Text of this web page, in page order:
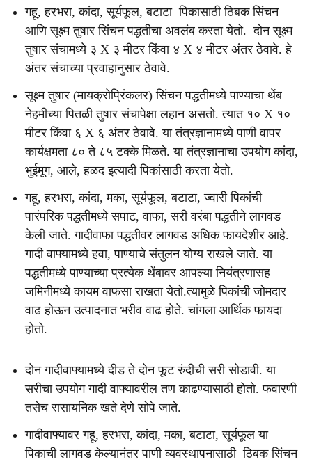
गहू, हरभरा, कांदा, सूर्यफूल, बटाटा पिकासाठी ठिबक सिंचन
आणि सूक्ष्म तुषार सिंचन पद्धतीचा अवलंब करता येतो. दोन सूक्ष्म
तुषार संचामध्ये ३ X ३ मीटर किंवा ४ X ४ मीटर अंतर ठेवावे. हे
अंतर संचाच्या प्रवाहानुसार ठेवावे.
सूक्ष्म तुषार (मायक्रोप्रिंकलर) सिंचन पद्धतीमध्ये पाण्याचा थेंब
नेहमीच्या पितळी तुषार संचापेक्षा लहान असतो. त्यात १० X १०
मीटर किंवा ६ X ६ अंतर ठेवावे. या तंत्रज्ञानामध्ये पाणी वापर
कार्यक्षमता ८० ते ८५ टक्के मिळते. या तंत्रज्ञानाचा उपयोग कांदा,
भुईमूग, आले, हळद इत्यादी पिकांसाठी करता येतो.
गहू, हरभरा, कांदा, मका, सूर्यफूल, बटाटा, ज्वारी पिकांची
पारंपरिक पद्धतीमध्ये सपाट, वाफा, सरी वरंबा पद्धतीने लागवड
केली जाते. गादीवाफा पद्धतीवर लागवड अधिक फायदेशीर आहे.
गादी वाफ्यामध्ये हवा, पाण्याचे संतुलन योग्य राखले जाते. या
पद्धतीमध्ये पाण्याच्या प्रत्येक थेंबावर आपल्या नियंत्रणासह
जमिनीमध्ये कायम वाफसा राखता येतो.त्यामुळे पिकांची जोमदार
वाढ होऊन उत्पादनात भरीव वाढ होते. चांगला आर्थिक फायदा
होतो.
दोन गादीवाफ्यामध्ये दीड ते दोन फूट रुंदीची सरी सोडावी. या
सरीचा उपयोग गादी वाफ्यावरील तण काढण्यासाठी होतो. फवारणी
तसेच रासायनिक खते देणे सोपे जाते.
गादीवाफ्यावर गहू, हरभरा, कांदा, मका, बटाटा, सूर्यफूल या
पिकाची लागवड केल्यानंतर पाणी व्यवस्थापनासाठी ठिबक सिंचन